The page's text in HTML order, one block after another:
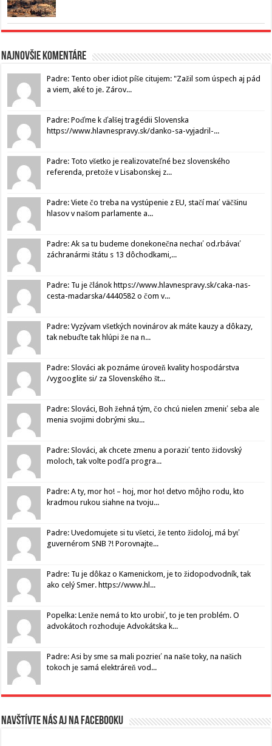
Najnovšie komentáre
Padre: Tento ober idiot píše citujem: "Zažil som úspech aj pád
a viem, aké to je. Zárov...
Padre: Poďme k ďalšej tragédii Slovenska
https://www.hlavnespravy.sk/danko-sa-vyjadril-...
Padre: Toto všetko je realizovateľné bez slovenského
referenda, pretože v Lisabonskej z...
Padre: Viete čo treba na vystúpenie z EU, stačí mať väčšinu
hlasov v našom parlamente a...
Padre: Ak sa tu budeme donekonečna nechať od.rbávať
záchranármi štátu s 13 dôchodkami,...
Padre: Tu je článok https://www.hlavnespravy.sk/caka-nas-
cesta-madarska/4440582 o čom v...
Padre: Vyzývam všetkých novinárov ak máte kauzy a dôkazy,
tak nebuďte tak hlúpi že na n...
Padre: Slováci ak poznáme úroveň kvality hospodárstva
/vygooglite si/ za Slovenského št...
Padre: Slováci, Boh žehná tým, čo chcú nielen zmeniť seba ale
menia svojimi dobrými sku...
Padre: Slováci, ak chcete zmenu a poraziť tento židovský
moloch, tak volte podľa progra...
Padre: A ty, mor ho! – hoj, mor ho! detvo môjho rodu, kto
kradmou rukou siahne na tvoju...
Padre: Uvedomujete si tu všetci, že tento židoloj, má byť
guvernérom SNB ?! Porovnajte...
Padre: Tu je dôkaz o Kamenickom, je to židopodvodník, tak
ako celý Smer. https://www.hl...
Popelka: Lenže nemá to kto urobiť, to je ten problém. O
advokátoch rozhoduje Advokátska k...
Padre: Asi by sme sa mali pozrieť na naše toky, na našich
tokoch je samá elektráreň vod...
Navštívte nás aj na Facebooku